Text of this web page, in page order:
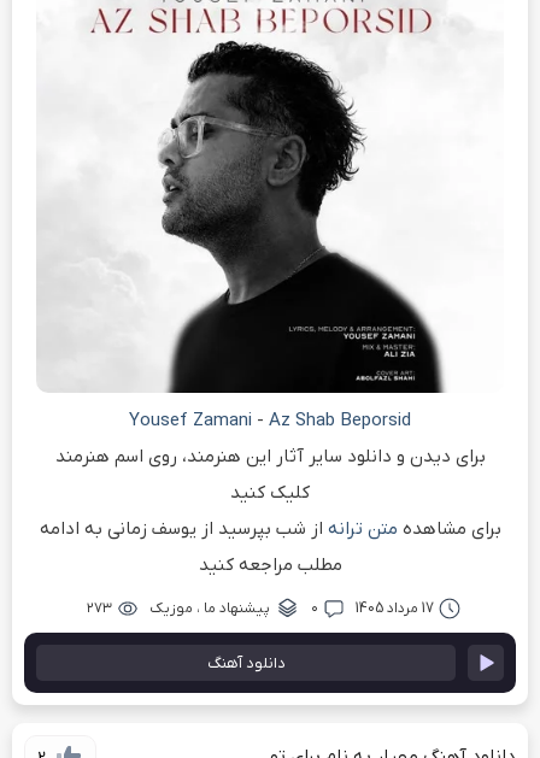
Yousef Zamani - Az Shab Beporsid
برای دیدن و دانلود سایر آثار این هنرمند، روی اسم هنرمند
کلیک کنید
برای مشاهده متن ترانه از شب بپرسید از یوسف زمانی به ادامه
مطلب مراجعه کنید
17 مرداد 1405 ۰ پیشنهاد ما ، موزیک ۲۷۳
دانلود آهنگ